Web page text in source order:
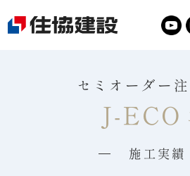
セミオーダー
J-ECO
施工実績